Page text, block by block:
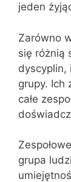
jeden
Zarówno
się różnią
dyscyplin,
grupy. Ich
całe
grupa